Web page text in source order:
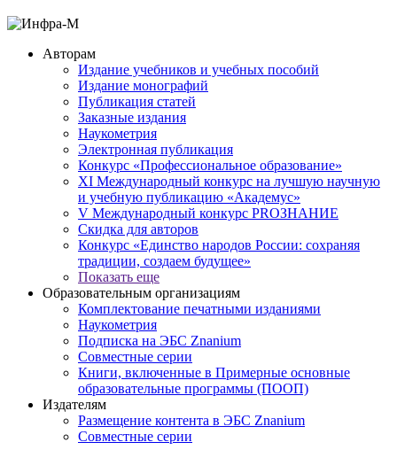
Авторам
Издание учебников и учебных пособий
Издание монографий
Публикация статей
Заказные издания
Наукометрия
Электронная публикация
Конкурс «Профессиональное образование»
XI Международный конкурс на лучшую научную
и учебную публикацию «Академус»
V Международный конкурс PROЗНАНИЕ
Скидка для авторов
Конкурс «Единство народов России: сохраняя
традиции, создаем будущее»
Показать еще
Образовательным организациям
Комплектование печатными изданиями
Наукометрия
Подписка на ЭБС Znanium
Совместные серии
Книги, включенные в Примерные основные
образовательные программы (ПООП)
Издателям
Размещение контента в ЭБС Znanium
Совместные серии